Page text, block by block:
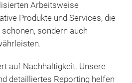
Arbeitsweise
Produkte und Services, die
sondern auch
auf Nachhaltigkeit. Unsere
detailliertes Reporting helfen